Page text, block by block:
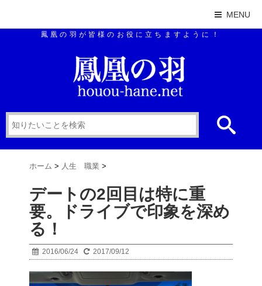
MENU
鳳凰の羽が皆様のお役に立ちますように！
ホーム > 人生 職業 >
デートの2回目は特に重
要。ドライブで印象を深め
る！
2016/06/24 2017/09/12